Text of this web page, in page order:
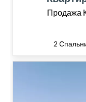
Продажа
2